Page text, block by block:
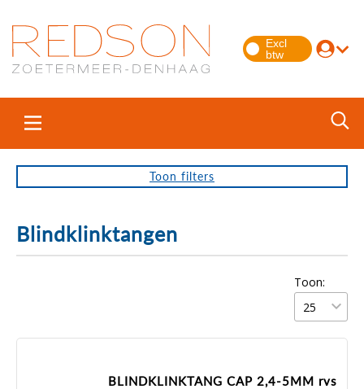
Toon filters
Blindklinktangen
Toon:
BLINDKLINKTANG CAP 2,4-5MM rvs